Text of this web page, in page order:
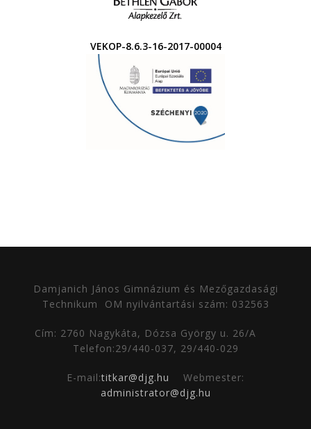
VEKOP-8.6.3-16-2017-00004
Damjanich János Gimnázium és Mezőgazdasági
Technikum
OM nyilvántartási szám: 032563
Cím: 2760 Nagykáta, Dózsa György u. 26/A
Telefon:29/440-037, 29/440-029
E-mail:titkar@djg.hu
Webmester:
administrator@djg.hu